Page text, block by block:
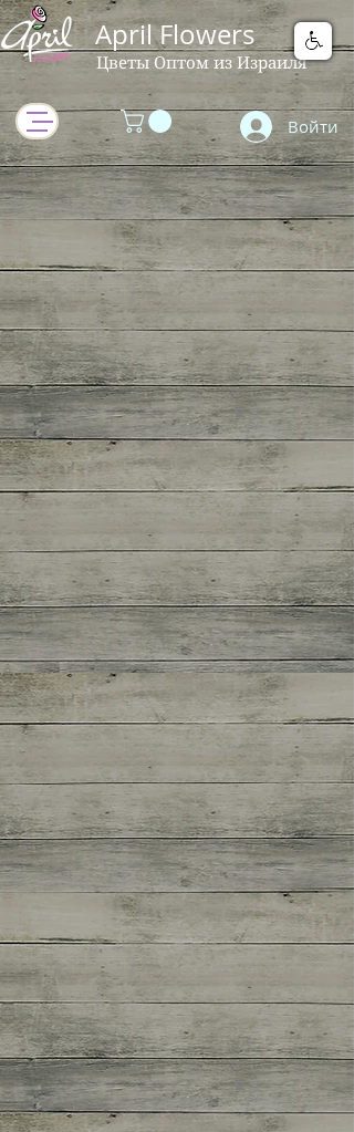
April Flowers
Цветы Оптом из Израиля
Войти